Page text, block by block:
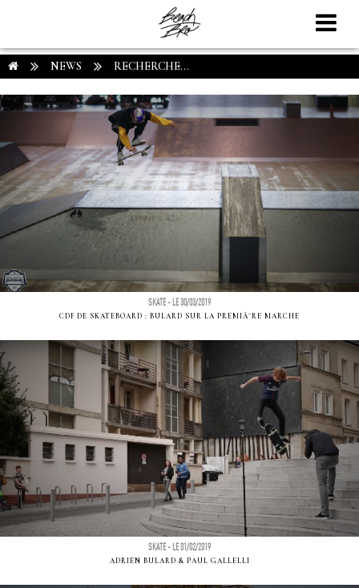
NEWS RECHERCHE...
SKATE - LE 30/03/2019
CDF DE SKATEBOARD : BULARD SUR LA PREMIÃ¨RE MARCHE
SKATE - LE 01/02/2019
ADRIEN BULARD & PAUL GALLELLI